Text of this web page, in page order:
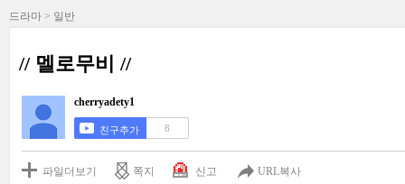
드라마 > 일반
// 멜로무비 //
cherryadety1
친구추가 8
파일더보기 쪽지 신고 URL복사